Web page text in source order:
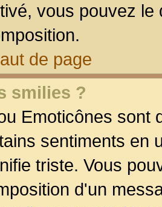
vous pouvez
de page
smilies ?
Emoticônes sont
sentiments en
triste. Vous
d'un